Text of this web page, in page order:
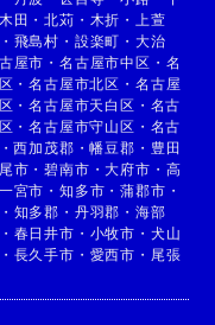
木田 ・北苅 ・ 木折 ・
上萱
・ 飛島村 ・ 設楽町 ・ 大治
屋市 ・ 名古屋市中区 ・ 名
・名古屋市北区 ・ 名古屋
・名古屋市天白区 ・ 名古
・名古屋市守山区 ・ 名古
・西加茂郡 ・幡豆郡 ・ 豊田
市 ・碧南市 ・大府市 ・ 高
一宮市 ・ 知多市 ・蒲郡市 ・
・ 知多郡 ・ 丹羽郡 ・ 海部
・ 春日井市 ・ 小牧市 ・ 犬山
・ 長久手市 ・ 愛西市 ・ 尾張